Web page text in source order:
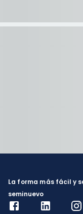
La forma más fácil y
seminuevo